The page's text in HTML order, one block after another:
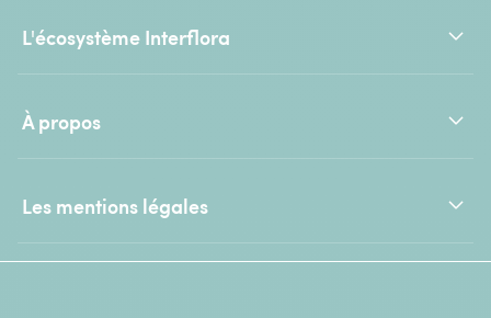
L'écosystème Interflora
À propos
Les mentions légales